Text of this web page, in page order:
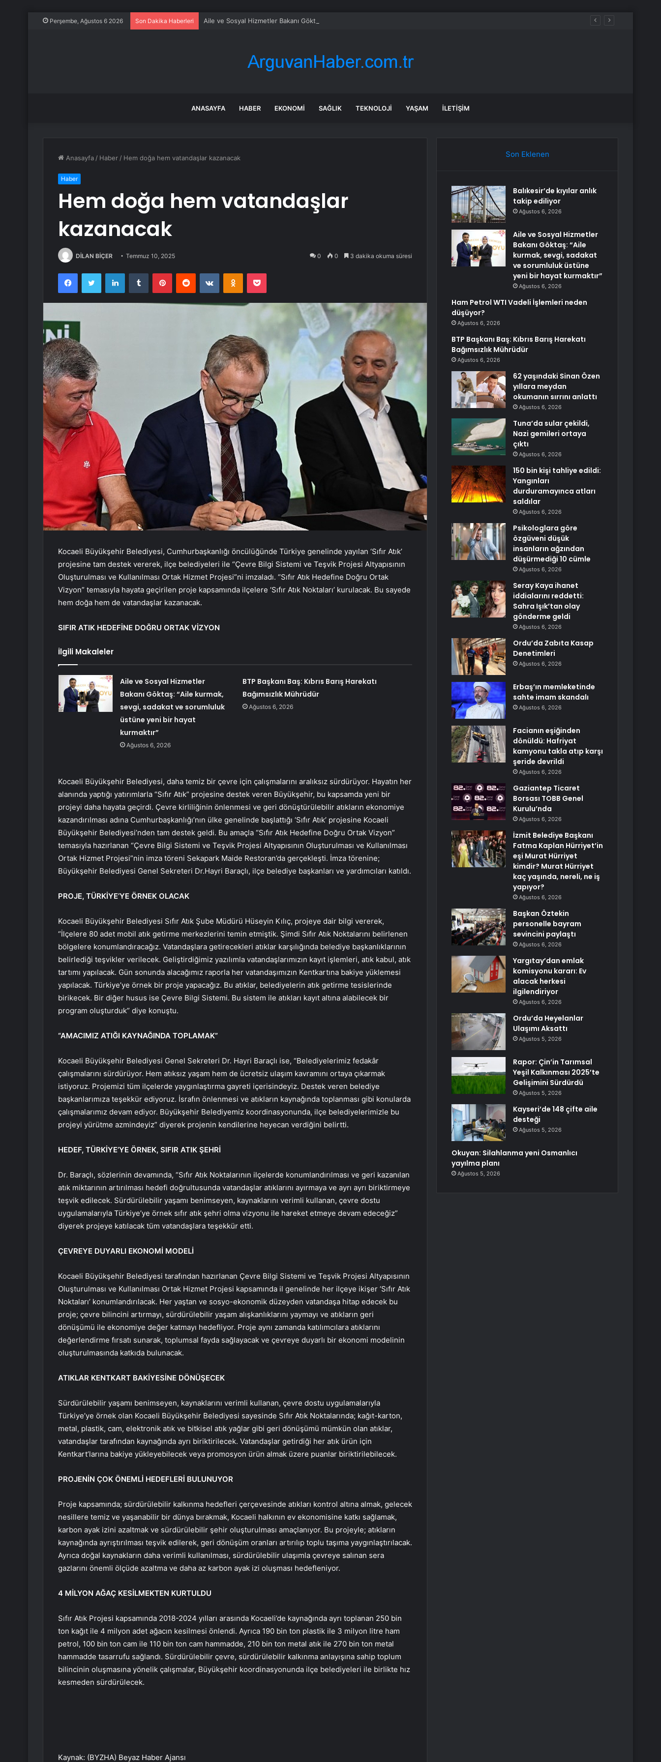
Perşembe, Ağustos 6 2026 Son Dakika Haberleri Aile ve Sosyal Hizmetler Bakanı Göktaş: “Aile kurmak, sevgi, sadakat ve sorumluluk üstüne yeni bir hayat kurmaktır”
ANASAYFA HABER EKONOMI SAĞLIK TEKNOLOJI YAŞAM İLETIŞIM
Anasayfa / Haber / Hem doğa hem vatandaşlar kazanacak
Haber
Hem doğa hem vatandaşlar
kazanacak
DİLAN BİÇER Temmuz 10, 2025 0 0 3 dakika okuma süresi
FacebookTwitter LinkedInTumblr PinterestReddit VKontakteOdnoklassniki
Pocket
Kocaeli Büyükşehir Belediyesi, Cumhurbaşkanlığı öncülüğünde Türkiye genelinde yayılan ‘Sıfır Atık’
projesine tam destek vererek, ilçe belediyeleri ile “Çevre Bilgi Sistemi ve Teşvik Projesi Altyapısının
Oluşturulması ve Kullanılması Ortak Hizmet Projesi”ni imzaladı. “Sıfır Atık Hedefine Doğru Ortak
Vizyon” temasıyla hayata geçirilen proje kapsamında ilçelere ‘Sıfır Atık Noktaları’ kurulacak. Bu sayede
hem doğa hem de vatandaşlar kazanacak.
SIFIR ATIK HEDEFİNE DOĞRU ORTAK VİZYON
İlgili Makaleler
Aile ve Sosyal Hizmetler
Bakanı Göktaş: “Aile kurmak,
sevgi, sadakat ve sorumluluk
üstüne yeni bir hayat
kurmaktır”
Ağustos 6, 2026
BTP Başkanı Baş: Kıbrıs Barış Harekatı
Bağımsızlık Mührüdür
Ağustos 6, 2026
Kocaeli Büyükşehir Belediyesi, daha temiz bir çevre için çalışmalarını aralıksız sürdürüyor. Hayatın her
alanında yaptığı yatırımlarla “Sıfır Atık” projesine destek veren Büyükşehir, bu kapsamda yeni bir
projeyi daha hayata geçirdi. Çevre kirliliğinin önlenmesi ve geri dönüştürülebilir atıkların ekonomiye
kazandırılması adına Cumhurbaşkanlığı’nın ülke genelinde başlattığı ‘Sıfır Atık’ projesine Kocaeli
Büyükşehir Belediyesi’nden tam destek geldi. Bu amaçla “Sıfır Atık Hedefine Doğru Ortak Vizyon”
temasıyla hazırlanan “Çevre Bilgi Sistemi ve Teşvik Projesi Altyapısının Oluşturulması ve Kullanılması
Ortak Hizmet Projesi”nin imza töreni Sekapark Maide Restoran’da gerçekleşti. İmza törenine;
Büyükşehir Belediyesi Genel Sekreteri Dr.Hayri Baraçlı, ilçe belediye başkanları ve yardımcıları katıldı.
PROJE, TÜRKİYE’YE ÖRNEK OLACAK
Kocaeli Büyükşehir Belediyesi Sıfır Atık Şube Müdürü Hüseyin Kılıç, projeye dair bilgi vererek,
“İlçelere 80 adet mobil atık getirme merkezlerini temin etmiştik. Şimdi Sıfır Atık Noktalarını belirlenen
bölgelere konumlandıracağız. Vatandaşlara getirecekleri atıklar karşılığında belediye başkanlıklarının
belirlediği teşvikler verilecek. Geliştirdiğimiz yazılımla vatandaşlarımızın kayıt işlemleri, atık kabul, atık
tartımı yapılacak. Gün sonunda alacağımız raporla her vatandaşımızın Kentkartına bakiye yüklemesi
yapılacak. Türkiye’ye örnek bir proje yapacağız. Bu atıklar, belediyelerin atık getirme tesislerinde
birikecek. Bir diğer husus ise Çevre Bilgi Sistemi. Bu sistem ile atıkları kayıt altına alabilecek bir
program oluşturduk” diye konuştu.
“AMACIMIZ ATIĞI KAYNAĞINDA TOPLAMAK”
Kocaeli Büyükşehir Belediyesi Genel Sekreteri Dr. Hayri Baraçlı ise, “Belediyelerimiz fedakâr
çalışmalarını sürdürüyor. Hem atıksız yaşam hem de ücretsiz ulaşım kavramını ortaya çıkarmak
istiyoruz. Projemizi tüm ilçelerde yaygınlaştırma gayreti içerisindeyiz. Destek veren belediye
başkanlarımıza teşekkür ediyoruz. İsrafın önlenmesi ve atıkların kaynağında toplanması gibi konularda
çalışmalarımız devam ediyor. Büyükşehir Belediyemiz koordinasyonunda, ilçe belediyelerimizle bu
projeyi yürütme azmindeyiz” diyerek projenin kendilerine heyecan verdiğini belirtti.
HEDEF, TÜRKİYE’YE ÖRNEK, SIFIR ATIK ŞEHRİ
Dr. Baraçlı, sözlerinin devamında, “Sıfır Atık Noktalarının ilçelerde konumlandırılması ve geri kazanılan
atık miktarının artırılması hedefi doğrultusunda vatandaşlar atıklarını ayırmaya ve ayrı ayrı biriktirmeye
teşvik edilecek. Sürdürülebilir yaşamı benimseyen, kaynaklarını verimli kullanan, çevre dostu
uygulamalarıyla Türkiye’ye örnek sıfır atık şehri olma vizyonu ile hareket etmeye devam edeceğiz”
diyerek projeye katılacak tüm vatandaşlara teşekkür etti.
ÇEVREYE DUYARLI EKONOMİ MODELİ
Kocaeli Büyükşehir Belediyesi tarafından hazırlanan Çevre Bilgi Sistemi ve Teşvik Projesi Altyapısının
Oluşturulması ve Kullanılması Ortak Hizmet Projesi kapsamında il genelinde her ilçeye ikişer ‘Sıfır Atık
Noktaları’ konumlandırılacak. Her yaştan ve sosyo-ekonomik düzeyden vatandaşa hitap edecek bu
proje; çevre bilincini artırmayı, sürdürülebilir yaşam alışkanlıklarını yaymayı ve atıkların geri
dönüşümü ile ekonomiye değer katmayı hedefliyor. Proje aynı zamanda katılımcılara atıklarını
değerlendirme fırsatı sunarak, toplumsal fayda sağlayacak ve çevreye duyarlı bir ekonomi modelinin
oluşturulmasında katkıda bulunacak.
ATIKLAR KENTKART BAKİYESİNE DÖNÜŞECEK
Sürdürülebilir yaşamı benimseyen, kaynaklarını verimli kullanan, çevre dostu uygulamalarıyla
Türkiye’ye örnek olan Kocaeli Büyükşehir Belediyesi sayesinde Sıfır Atık Noktalarında; kağıt-karton,
metal, plastik, cam, elektronik atık ve bitkisel atık yağlar gibi geri dönüşümü mümkün olan atıklar,
vatandaşlar tarafından kaynağında ayrı biriktirilecek. Vatandaşlar getirdiği her atık ürün için
Kentkart’larına bakiye yükleyebilecek veya promosyon ürün almak üzere puanlar biriktirilebilecek.
PROJENİN ÇOK ÖNEMLİ HEDEFLERİ BULUNUYOR
Proje kapsamında; sürdürülebilir kalkınma hedefleri çerçevesinde atıkları kontrol altına almak, gelecek
nesillere temiz ve yaşanabilir bir dünya bırakmak, Kocaeli halkının ev ekonomisine katkı sağlamak,
karbon ayak izini azaltmak ve sürdürülebilir şehir oluşturulması amaçlanıyor. Bu projeyle; atıkların
kaynağında ayrıştırılması teşvik edilerek, geri dönüşüm oranları artırılıp toplu taşıma yaygınlaştırılacak.
Ayrıca doğal kaynakların daha verimli kullanılması, sürdürülebilir ulaşımla çevreye salınan sera
gazlarını önemli ölçüde azaltma ve daha az karbon ayak izi oluşması hedefleniyor.
4 MİLYON AĞAÇ KESİLMEKTEN KURTULDU
Sıfır Atık Projesi kapsamında 2018-2024 yılları arasında Kocaeli’de kaynağında ayrı toplanan 250 bin
ton kağıt ile 4 milyon adet ağacın kesilmesi önlendi. Ayrıca 190 bin ton plastik ile 3 milyon litre ham
petrol, 100 bin ton cam ile 110 bin ton cam hammadde, 210 bin ton metal atık ile 270 bin ton metal
hammadde tasarrufu sağlandı. Sürdürülebilir çevre, sürdürülebilir kalkınma anlayışına sahip toplum
bilincinin oluşmasına yönelik çalışmalar, Büyükşehir koordinasyonunda ilçe belediyeleri ile birlikte hız
kesmeden sürdürülecek.
Kaynak: (BYZHA) Beyaz Haber Ajansı
Son Eklenen
Balıkesir’de kıyılar anlık
takip ediliyor
Ağustos 6, 2026
Aile ve Sosyal Hizmetler
Bakanı Göktaş: “Aile
kurmak, sevgi, sadakat
ve sorumluluk üstüne
yeni bir hayat kurmaktır”
Ağustos 6, 2026
Ham Petrol WTI Vadeli İşlemleri neden
düşüyor?
Ağustos 6, 2026
BTP Başkanı Baş: Kıbrıs Barış Harekatı
Bağımsızlık Mührüdür
Ağustos 6, 2026
62 yaşındaki Sinan Özen
yıllara meydan
okumanın sırrını anlattı
Ağustos 6, 2026
Tuna’da sular çekildi,
Nazi gemileri ortaya
çıktı
Ağustos 6, 2026
150 bin kişi tahliye edildi:
Yangınları
durduramayınca atları
saldılar
Ağustos 6, 2026
Psikologlara göre
özgüveni düşük
insanların ağzından
düşürmediği 10 cümle
Ağustos 6, 2026
Seray Kaya ihanet
iddialarını reddetti:
Sahra Işık’tan olay
gönderme geldi
Ağustos 6, 2026
Ordu’da Zabıta Kasap
Denetimleri
Ağustos 6, 2026
Erbaş’ın memleketinde
sahte imam skandalı
Ağustos 6, 2026
Facianın eşiğinden
dönüldü: Hafriyat
kamyonu takla atıp karşı
şeride devrildi
Ağustos 6, 2026
Gaziantep Ticaret
Borsası TOBB Genel
Kurulu’nda
Ağustos 6, 2026
İzmit Belediye Başkanı
Fatma Kaplan Hürriyet’in
eşi Murat Hürriyet
kimdir? Murat Hürriyet
kaç yaşında, nereli, ne iş
yapıyor?
Ağustos 6, 2026
Başkan Öztekin
personelle bayram
sevincini paylaştı
Ağustos 6, 2026
Yargıtay’dan emlak
komisyonu kararı: Ev
alacak herkesi
ilgilendiriyor
Ağustos 6, 2026
Ordu’da Heyelanlar
Ulaşımı Aksattı
Ağustos 5, 2026
Rapor: Çin’in Tarımsal
Yeşil Kalkınması 2025’te
Gelişimini Sürdürdü
Ağustos 5, 2026
Kayseri’de 148 çifte aile
desteği
Ağustos 5, 2026
Okuyan: Silahlanma yeni Osmanlıcı
yayılma planı
Ağustos 5, 2026